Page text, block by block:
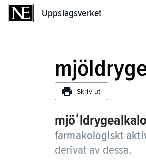
Uppslagsverket
Skriv ut
farmakologiskt
derivat av dessa.